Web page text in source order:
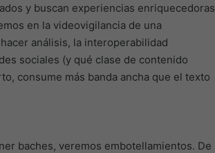
y buscan experiencias enriquecedoras
en la videovigilancia de una
análisis, la interoperabilidad
sociales (y qué clase de contenido
consume más banda ancha que el texto
baches, veremos embotellamientos. De